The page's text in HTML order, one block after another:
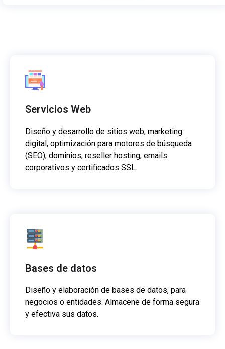
Servicios Web
Diseño y desarrollo de sitios web, marketing
digital, optimización para motores de búsqueda
(SEO), dominios, reseller hosting, emails
corporativos y certificados SSL.
Bases de datos
Diseño y elaboración de bases de datos, para
negocios o entidades. Almacene de forma segura
y efectiva sus datos.